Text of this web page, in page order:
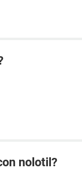
nolotil?